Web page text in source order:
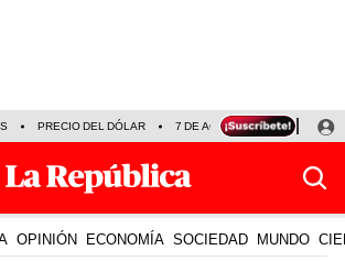
PRECIO DEL DÓLAR 7 DE AGOSTO OLLANTA
OPINIÓN ECONOMÍA SOCIEDAD MUNDO